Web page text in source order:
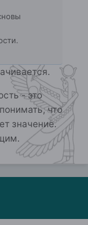
- это
что
значение.